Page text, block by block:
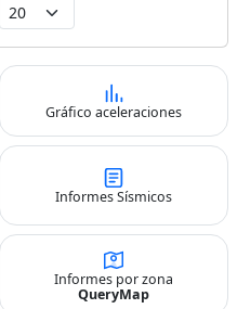
Gráfico aceleraciones
Informes Sísmicos
Informes por zona
QueryMap